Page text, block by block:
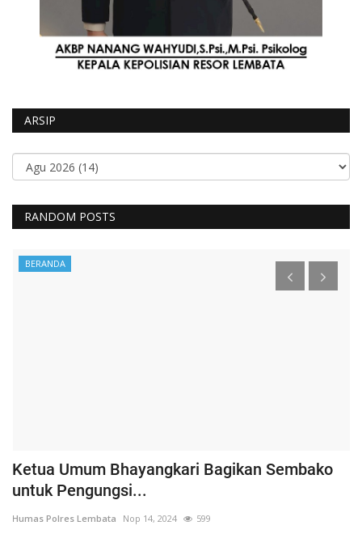
ARSIP
RANDOM POSTS
BERANDA
Ketua Umum Bhayangkari Bagikan Sembako
untuk Pengungsi...
Humas Polres Lembata Nop 14, 2024 599